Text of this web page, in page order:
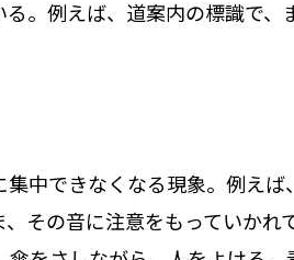
。例えば、道案内の標識で
中できなくなる現象。例え
その音に注意をもっていか